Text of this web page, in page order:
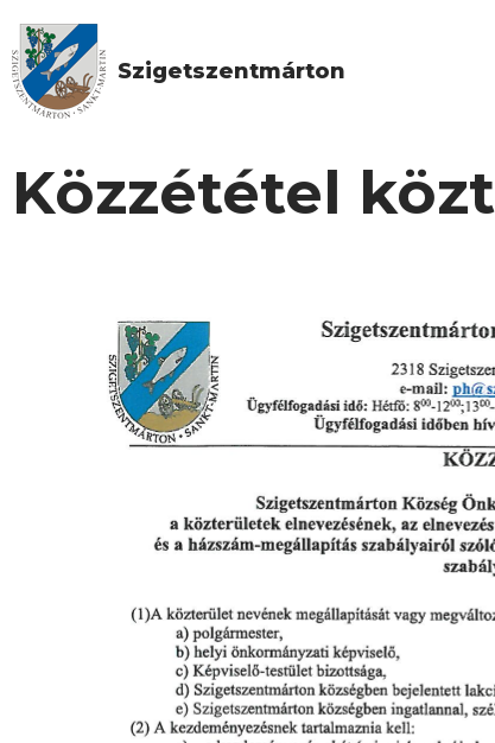
Szigetszentmárton
Közzététel